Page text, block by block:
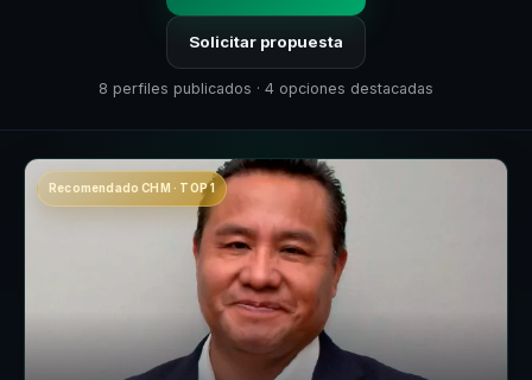
Solicitar propuesta
8 perfiles publicados · 4 opciones destacadas
Recomendado CHM · TOP 1